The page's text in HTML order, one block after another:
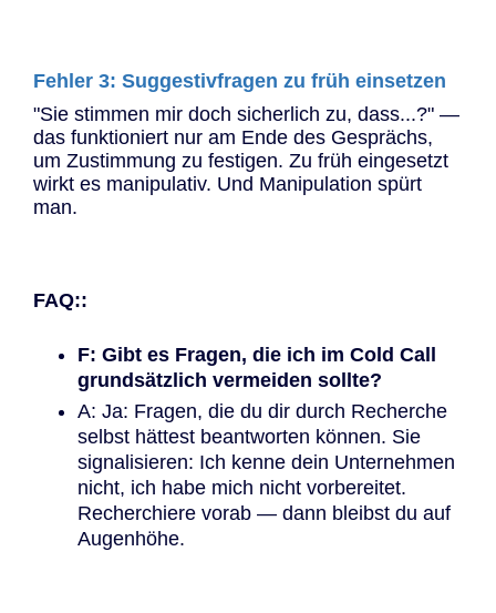
Fehler 3: Suggestivfragen zu früh einsetzen
"Sie stimmen mir doch sicherlich zu, dass...?" —
das funktioniert nur am Ende des Gesprächs,
um Zustimmung zu festigen. Zu früh eingesetzt
wirkt es manipulativ. Und Manipulation spürt
man.
FAQ::
F: Gibt es Fragen, die ich im Cold Call
grundsätzlich vermeiden sollte?
A: Ja: Fragen, die du dir durch Recherche
selbst hättest beantworten können. Sie
signalisieren: Ich kenne dein Unternehmen
nicht, ich habe mich nicht vorbereitet.
Recherchiere vorab — dann bleibst du auf
Augenhöhe.